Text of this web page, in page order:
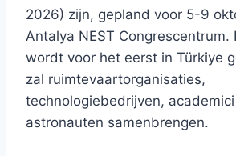
2026) zijn, gepland voor 5-9
Antalya NEST Congrescentrum.
wordt voor het eerst in Türkiye
zal ruimtevaartorganisaties,
technologiebedrijven,
astronauten samenbrengen.